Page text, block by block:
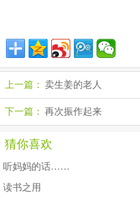
上一篇： 卖生姜的老人
下一篇： 再次振作起来
猜你喜欢
听妈妈的话……
读书之用